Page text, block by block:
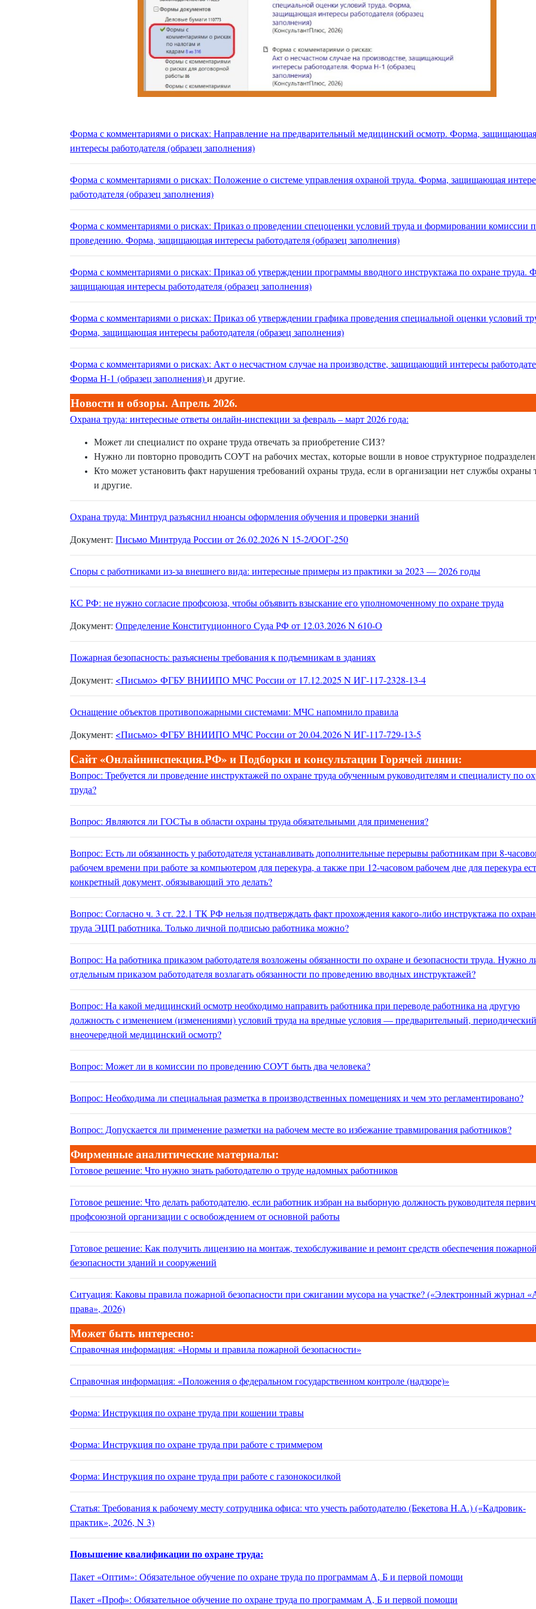
Форма с комментариями о рисках: Направление на предварительный медицинский осмотр. Форма, защищающая
интересы работодателя (образец заполнения)
Форма с комментариями о рисках: Положение о системе управления охраной труда. Форма, защищающая
работодателя (образец заполнения)
Форма с комментариями о рисках: Приказ о проведении спецоценки условий труда и формировании комиссии
проведению. Форма, защищающая интересы работодателя (образец заполнения)
Форма с комментариями о рисках: Приказ об утверждении программы вводного инструктажа по охране труда.
защищающая интересы работодателя (образец заполнения)
Форма с комментариями о рисках: Приказ об утверждении графика проведения специальной оценки условий
Форма, защищающая интересы работодателя (образец заполнения)
Форма с комментариями о рисках: Акт о несчастном случае на производстве, защищающий интересы
Форма Н-1 (образец заполнения)и другие.
Новости и обзоры. Апрель 2026.
Охрана труда: интересные ответы онлайн-инспекции за февраль – март 2026 года:
Может ли специалист по охране труда отвечать за приобретение СИЗ?
Нужно ли повторно проводить СОУТ на рабочих местах, которые вошли в новое структурное
Кто может установить факт нарушения требований охраны труда, если в организации нет службы охраны
и другие.
Охрана труда: Минтруд разъяснил нюансы оформления обучения и проверки знаний
Документ: Письмо Минтруда России от 26.02.2026 N 15-2/ООГ-250
Споры с работниками из-за внешнего вида: интересные примеры из практики за 2023 — 2026 годы
КС РФ: не нужно согласие профсоюза, чтобы объявить взыскание его уполномоченному по охране труда
Документ: Определение Конституционного Суда РФ от 12.03.2026 N 610-О
Пожарная безопасность: разъяснены требования к подъемникам в зданиях
Документ: <Письмо> ФГБУ ВНИИПО МЧС России от 17.12.2025 N ИГ-117-2328-13-4
Оснащение объектов противопожарными системами: МЧС напомнило правила
Документ: <Письмо> ФГБУ ВНИИПО МЧС России от 20.04.2026 N ИГ-117-729-13-5
Сайт «Онлайнинспекция.РФ» и Подборки и консультации Горячей линии:
Вопрос: Требуется ли проведение инструктажей по охране труда обученным руководителям и специалисту по
труда?
Вопрос: Являются ли ГОСТы в области охраны труда обязательными для применения?
Вопрос: Есть ли обязанность у работодателя устанавливать дополнительные перерывы работникам при 8-
рабочем времени при работе за компьютером для перекура, а также при 12-часовом рабочем дне для перекура
конкретный документ, обязывающий это делать?
Вопрос: Согласно ч. 3 ст. 22.1 ТК РФ нельзя подтверждать факт прохождения какого-либо инструктажа по
труда ЭЦП работника. Только личной подписью работника можно?
Вопрос: На работника приказом работодателя возложены обязанности по охране и безопасности труда. Нужно
отдельным приказом работодателя возлагать обязанности по проведению вводных инструктажей?
Вопрос: На какой медицинский осмотр необходимо направить работника при переводе работника на другую
должность с изменением (изменениями) условий труда на вредные условия — предварительный,
внеочередной медицинский осмотр?
Вопрос: Может ли в комиссии по проведению СОУТ быть два человека?
Вопрос: Необходима ли специальная разметка в производственных помещениях и чем это регламентировано?
Вопрос: Допускается ли применение разметки на рабочем месте во избежание травмирования работников?
Фирменные аналитические материалы:
Готовое решение: Что нужно знать работодателю о труде надомных работников
Готовое решение: Что делать работодателю, если работник избран на выборную должность руководителя
профсоюзной организации с освобождением от основной работы
Готовое решение: Как получить лицензию на монтаж, техобслуживание и ремонт средств обеспечения пожарной
безопасности зданий и сооружений
Ситуация: Каковы правила пожарной безопасности при сжигании мусора на участке? («Электронный журнал
права», 2026)
Может быть интересно:
Справочная информация: «Нормы и правила пожарной безопасности»
Справочная информация: «Положения о федеральном государственном контроле (надзоре)»
Форма: Инструкция по охране труда при кошении травы
Форма: Инструкция по охране труда при работе с триммером
Форма: Инструкция по охране труда при работе с газонокосилкой
Статья: Требования к рабочему месту сотрудника офиса: что учесть работодателю (Бекетова Н.А.) («Кадровик-
практик», 2026, N 3)
Повышение квалификации по охране труда:
Пакет «Оптим»: Обязательное обучение по охране труда по программам А, Б и первой помощи
Пакет «Проф»: Обязательное обучение по охране труда по программам А, Б и первой помощи